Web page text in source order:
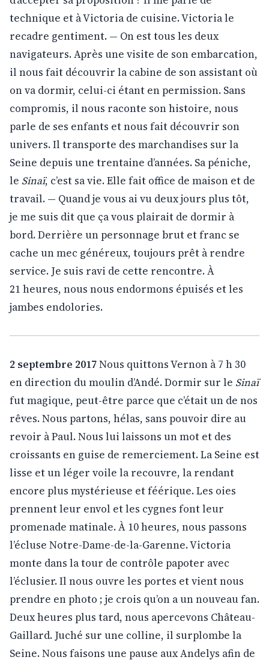
technique et à Victoria de cuisine. Victoria le
recadre gentiment. — On est tous les deux
navigateurs. Après une visite de son embarcation,
il nous fait découvrir la cabine de son assistant où
on va dormir, celui-ci étant en permission. Sans
compromis, il nous raconte son histoire, nous
parle de ses enfants et nous fait découvrir son
univers. Il transporte des marchandises sur la
Seine depuis une trentaine d’années. Sa péniche,
le Sinaï, c’est sa vie. Elle fait office de maison et de
travail. — Quand je vous ai vu deux jours plus tôt,
je me suis dit que ça vous plairait de dormir à
bord. Derrière un personnage brut et franc se
cache un mec généreux, toujours prêt à rendre
service. Je suis ravi de cette rencontre. À
21 heures, nous nous endormons épuisés et les
jambes endolories.
2 septembre 2017Nous quittons Vernon à 7 h 30
en direction du moulin d’Andé. Dormir sur le Sinaï
fut magique, peut-être parce que c’était un de nos
rêves. Nous partons, hélas, sans pouvoir dire au
revoir à Paul. Nous lui laissons un mot et des
croissants en guise de remerciement. La Seine est
lisse et un léger voile la recouvre, la rendant
encore plus mystérieuse et féérique. Les oies
prennent leur envol et les cygnes font leur
promenade matinale. À 10 heures, nous passons
l’écluse Notre-Dame-de-la-Garenne. Victoria
monte dans la tour de contrôle papoter avec
l’éclusier. Il nous ouvre les portes et vient nous
prendre en photo ; je crois qu’on a un nouveau fan.
Deux heures plus tard, nous apercevons Château-
Gaillard. Juché sur une colline, il surplombe la
Seine. Nous faisons une pause aux Andelys afin de